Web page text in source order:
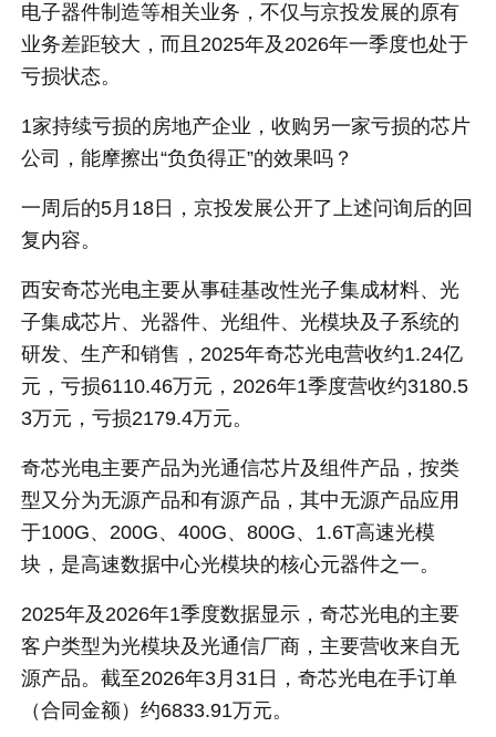
电子器件制造等相关业务，不仅与京投发展的原有
业务差距较大，而且2025年及2026年一季度也处于
亏损状态。
1家持续亏损的房地产企业，收购另一家亏损的芯片
公司，能摩擦出“负负得正”的效果吗？
一周后的5月18日，京投发展公开了上述问询后的回
复内容。
西安奇芯光电主要从事硅基改性光子集成材料、光
子集成芯片、光器件、光组件、光模块及子系统的
研发、生产和销售，2025年奇芯光电营收约1.24亿
元，亏损6110.46万元，2026年1季度营收约3180.5
3万元，亏损2179.4万元。
奇芯光电主要产品为光通信芯片及组件产品，按类
型又分为无源产品和有源产品，其中无源产品应用
于100G、200G、400G、800G、1.6T高速光模
块，是高速数据中心光模块的核心元器件之一。
2025年及2026年1季度数据显示，奇芯光电的主要
客户类型为光模块及光通信厂商，主要营收来自无
源产品。截至2026年3月31日，奇芯光电在手订单
（合同金额）约6833.91万元。